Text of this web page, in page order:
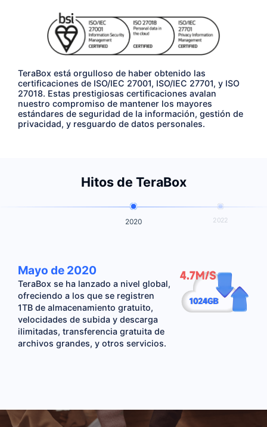
TeraBox está orgulloso de haber obtenido las
certificaciones de ISO/IEC 27001, ISO/IEC 27701, y ISO
27018. Estas prestigiosas certificaciones avalan
nuestro compromiso de mantener los mayores
estándares de seguridad de la información, gestión de
privacidad, y resguardo de datos personales.
Hitos de TeraBox
2020 2022
Mayo de 2020
TeraBox se ha lanzado a nivel global,
ofreciendo a los que se registren
1TB de almacenamiento gratuito,
velocidades de subida y descarga
ilimitadas, transferencia gratuita de
archivos grandes, y otros servicios.